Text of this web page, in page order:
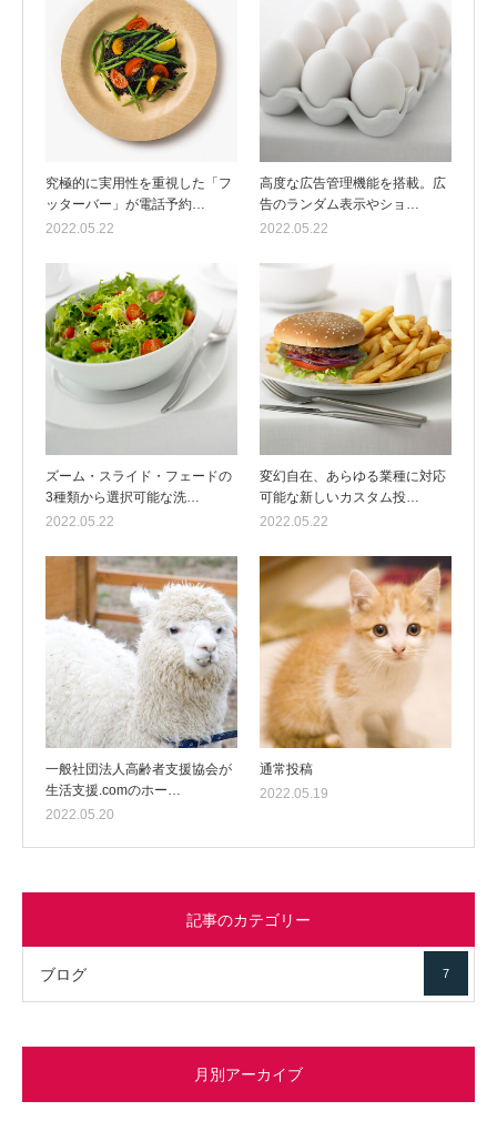
究極的に実用性を重視した「フ
ッターバー」が電話予約…
2022.05.22
高度な広告管理機能を搭載。広
告のランダム表示やショ…
2022.05.22
ズーム・スライド・フェードの
3種類から選択可能な洗…
2022.05.22
変幻自在、あらゆる業種に対応
可能な新しいカスタム投…
2022.05.22
一般社団法人高齢者支援協会が
生活支援.comのホー…
2022.05.20
通常投稿
2022.05.19
記事のカテゴリー
ブログ 7
月別アーカイブ